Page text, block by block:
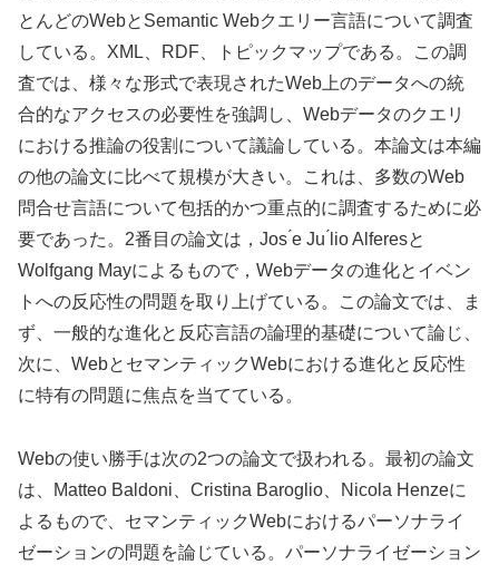
とんどのWebとSemantic Webクエリー言語について調査
している。XML、RDF、トピックマップである。この調
査では、様々な形式で表現されたWeb上のデータへの統
合的なアクセスの必要性を強調し、Webデータのクエリ
における推論の役割について議論している。本論文は本編
の他の論文に比べて規模が大きい。これは、多数のWeb
問合せ言語について包括的かつ重点的に調査するために必
要であった。2番目の論文は，Jos ́e Ju ́lio Alferesと
Wolfgang Mayによるもので，Webデータの進化とイベン
トへの反応性の問題を取り上げている。この論文では、ま
ず、一般的な進化と反応言語の論理的基礎について論じ、
次に、WebとセマンティックWebにおける進化と反応性
に特有の問題に焦点を当てている。
Webの使い勝手は次の2つの論文で扱われる。最初の論文
は、Matteo Baldoni、Cristina Baroglio、Nicola Henzeに
よるもので、セマンティックWebにおけるパーソナライ
ゼーションの問題を論じている。パーソナライゼーション